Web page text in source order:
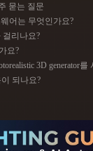
묻는 질문
어는 무엇인가요?
걸리나요?
요?
3D generator를
되나요?